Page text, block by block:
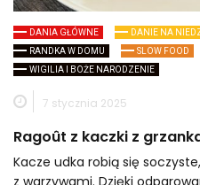
DANIA GŁÓWNE DANIE NA
RANDKA W DOMU
SLOW FOOD
WIGILIA I BOŻE NARODZENIE
7 stycznia 2025
Ragoût z kaczki z
Kacze udka robią się
z warzywami. Dzięki